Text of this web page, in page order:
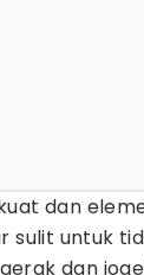
dan
sulit untuk
dan